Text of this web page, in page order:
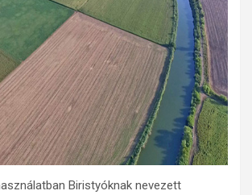
Biristyóknak nevezett